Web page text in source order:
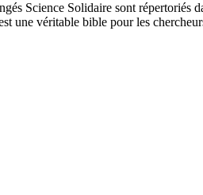
Science Solidaire sont
une véritable bible pour les